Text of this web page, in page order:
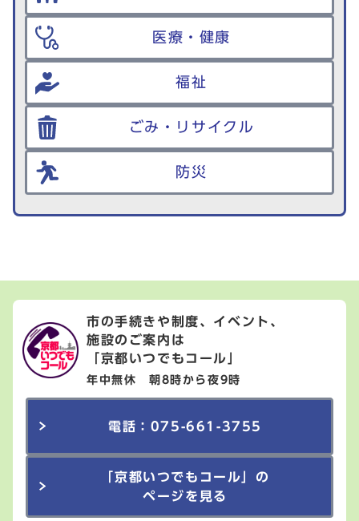
医療・健康
福祉
ごみ・リサイクル
防災
市の手続きや制度、イベント、
施設のご案内は
「京都いつでもコール」
年中無休 朝8時から夜9時
電話：075-661-3755
「京都いつでもコール」の
ページを見る